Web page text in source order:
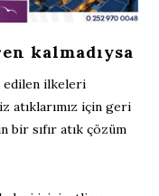
kalmadıysa
edilen ilkeleri
atıklarımız için geri
bir sıfır atık çözüm